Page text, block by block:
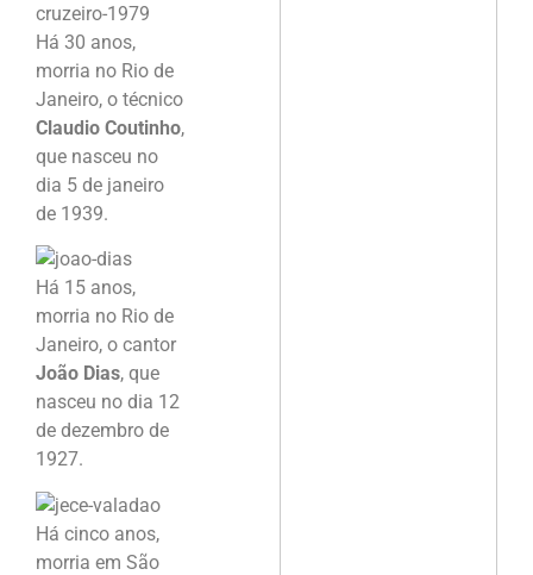
Há 30 anos,
morria no Rio de
Janeiro, o técnico
Claudio Coutinho,
que nasceu no
dia 5 de janeiro
de 1939.
Há 15 anos,
morria no Rio de
Janeiro, o cantor
João Dias, que
nasceu no dia 12
de dezembro de
1927.
Há cinco anos,
morria em São